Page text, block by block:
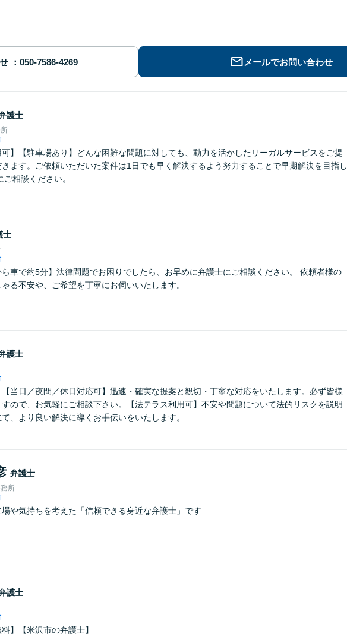
メールでお問い合わせ
護士
可】【駐車場あり】どんな困難な問題に対しても、動力を活かしたリーガルサービスをご提
ます。ご依頼いただいた案件は1日でも早く解決するよう努力することで早期解決を目指し
ご相談ください。
士
ら車で約5分】法律問題でお困りでしたら、お早めに弁護士にご相談ください。 依頼者様の
る不安や、ご希望を丁寧にお伺いいたします。
護士
【当日／夜間／休日対応可】迅速・確実な提案と親切・丁寧な対応をいたします。必ず皆様
ので、お気軽にご相談下さい。【法テラス利用可】不安や問題について法的リスクを説明
、より良い解決に導くお手伝いをいたします。
弁護士
所
や気持ちを考えた「信頼できる身近な弁護士」です
護士
料】【米沢市の弁護士】